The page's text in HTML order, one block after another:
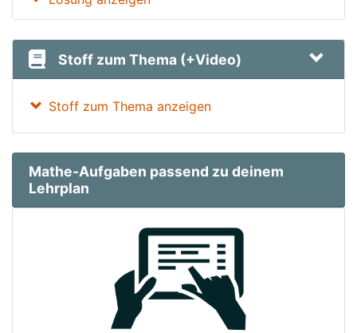
Stoff zum Thema (+Video)
Stoff zum Thema anzeigen
Mathe-Aufgaben passend zu deinem
Lehrplan